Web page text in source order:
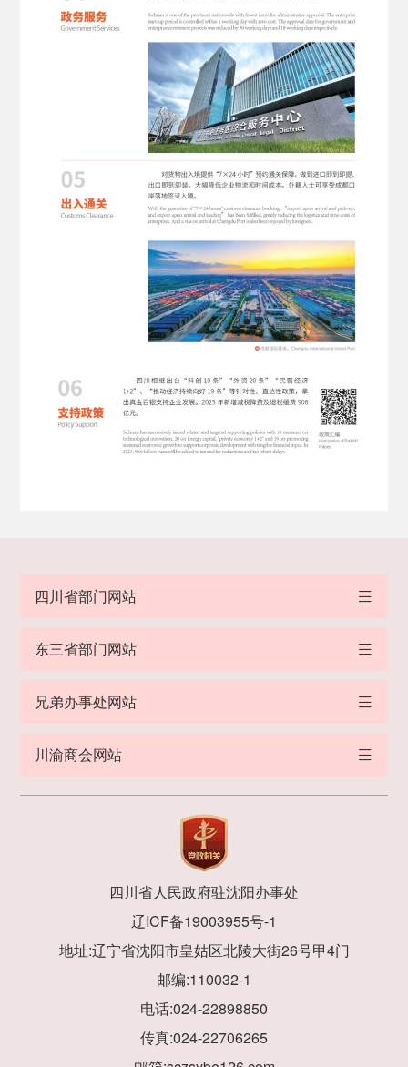
四川省部门网站
东三省部门网站
兄弟办事处网站
川渝商会网站
四川省人民政府驻沈阳办事处
辽ICF备19003955号-1
地址:辽宁省沈阳市皇姑区北陵大街26号甲4门
邮编:110032-1
电话:024-22898850
传真:024-22706265